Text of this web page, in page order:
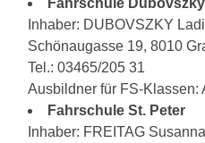
Fahrschule Dubovszky
Inhaber: DUBOVSZKY
Schönaugasse 19, 8010
Tel.: 03465/205 31
Ausbildner für FS-Klassen:
Fahrschule St. Peter
Inhaber: FREITAG